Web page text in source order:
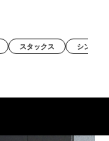
スタックス シンボル